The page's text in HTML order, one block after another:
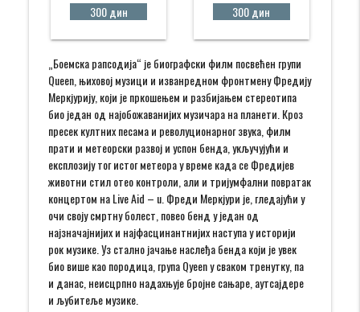
300 дин 300 дин
„Боемска рапсодија“ је биографски филм посвећен групи
Queen, њиховој музици и изванредном фронтмену Фредију
Меркјурију, који је пркошењем и разбијањем стереотипа
био један од најобожаванијих музичара на планети. Кроз
пресек култних песама и револуционарног звука, филм
прати и метеорски развој и успон бенда, укључујући и
експлозију тог истог метеора у време када се Фредијев
животни стил отео контроли, али и тријумфални повратак
концертом на Live Aid – u. Фреди Меркјури је, гледајући у
очи своју смртну болест, повео бенд у један од
најзначајнијих и најфасцинантнијих наступа у историји
рок музике. Уз стално јачање наслеђа бенда који је увек
био више као породица, група Qуeen у сваком тренутку, па
и данас, неисцрпно надахњује бројне сањаре, аутсајдере
и љубитеље музике.